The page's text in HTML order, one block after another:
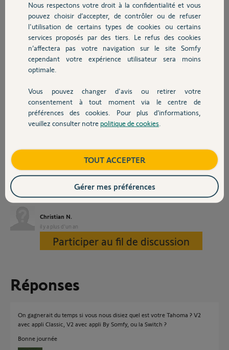
Chauffage
Autres produits
Devis avec un pro
Contact
le module. Je l’ai appelé lumière parking. Il fonctionne. Mais il faut 10s
pour allumer et éteindre via l’appli. Très long. Dans l’appli le module
n’est pas sous lumière comme le premier mais sous un nouveau logo
« module ». Donc cette lumière ne se retrouve pas dans l’onglet avec
les autres modules lumières. J’ai donc supprimé ce module de l’appli et
réinitialiser le boîtier Apple long sur prog 7s. Je pensais refaire
l’installation en sélectionnant cette fois ci la catégorie lumière
pensant m’être trompé.
reconnaître le module, il me propose tout de suite de l’appeler lumière
parking, j’en comprends qu’il n’est pas bien réinitialisé, maintenant ne
fonctionne plus avec l’appli, ça tourne mais rien ne se passe. Mais
fonctionne très bien avec l’interrupteur physique.
faire pour qu’il soit dans la catégorie lumière de l’appli ?
Merci d’avance
Merci,
Christian N.
il y a plus d'un an
Participer au fil de discussion
Réponses
On gagnerait du temps si vous nous disiez quel est votre Tahoma ? V2
avec appli Classic, V2 avec appli By Somfy, ou la Switch ?
Bonne journée
Nous respectons votre droit à la confidentialité et vous
pouvez choisir d’accepter, de contrôler ou de refuser
l'utilisation de certains types de cookies ou certains
services proposés par des tiers. Le refus des cookies
n’affectera pas votre navigation sur le site Somfy
cependant votre expérience utilisateur sera moins
optimale.
Vous pouvez changer d'avis ou retirer votre
consentement à tout moment via le centre de
préférences des cookies. Pour plus d’informations,
veuillez consulter notre politique de cookies
TOUT ACCEPTER
Gérer mes préférences